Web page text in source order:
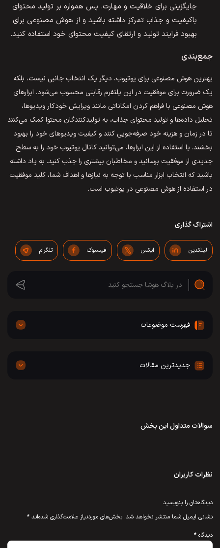
جایگزینی برای خلاقیت و مهارت. پس همواره بر تولید محتوای
باکیفیت و جذاب تمرکز داشته باشید و از هوش مصنوعی برای
بهبود فرایند تولید و ارتقای کیفیت محتوای خود استفاده کنید.
جمع‌بندی
بهترین هوش مصنوعی برای یوتیوب، دیگر یک انتخاب جانبی نیست، بلکه
یک ضرورت برای موفقیت در این پلتفرم رقابتی محسوب می‌شود. ابزارهای
هوش مصنوعی با فراهم کردن امکاناتی مانند ویرایش خودکار ویدیوها،
تحلیل داده‌ها و تولید محتوای جذاب، به تولیدکنندگان محتوا کمک می‌کنند
تا در زمان و هزینه خود صرفه‌جویی کنند و کیفیت ویدیوهای خود را بهبود
بخشند. با استفاده از این ابزارها، می‌توانید کانال یوتیوب خود را به سطح
جدیدی از موفقیت برسانید و مخاطبان بیشتری را جذب کنید. به یاد داشته
باشید که انتخاب ابزار مناسب با توجه به نیازها و اهداف شما، کلید موفقیت
در استفاده از هوش مصنوعی در یوتیوب است.
اشتراک گذاری
لینکدین ایکس فیسبوک تلگرام
فهرست موضوعات
جدیدترین مقالات
سوالات متداول این بخش
نظرات کاربران
دیدگاهتان را بنویسید
نشانی ایمیل شما منتشر نخواهد شد. بخش‌های موردنیاز علامت‌گذاری شده‌اند *
دیدگاه *